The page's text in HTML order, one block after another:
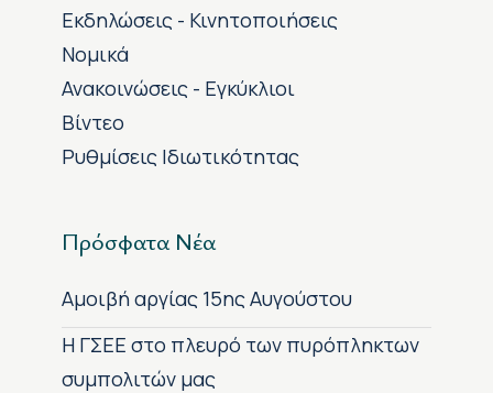
Εκδηλώσεις - Κινητοποιήσεις
Νομικά
Ανακοινώσεις - Εγκύκλιοι
Βίντεο
Ρυθμίσεις Ιδιωτικότητας
Πρόσφατα Νέα
Αμοιβή αργίας 15ης Αυγούστου
H ΓΣΕΕ στο πλευρό των πυρόπληκτων
συμπολιτών μας